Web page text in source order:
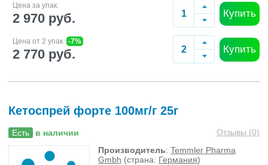
Цена за упак.
2 970 руб. Купить
Цена от 2 упак. -7%
2 770 руб. Купить
Кетоспрей форте 100мг/г 25г
Есть в наличии Отзывы (0)
Производитель: Temmler Pharma
Gmbh (страна: Германия)